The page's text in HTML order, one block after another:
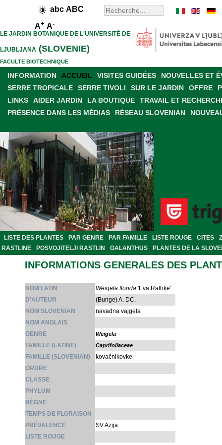
abc ABC
A+ A-
LE JARDIN BOTANIQUE DE L'UNIVERSITÉ DE
LJUBLJANA (SLOVENIE)
FACULTE BIOTECHNIQUE
INFORMATION ACCUEIL VISITES GUIDÉES
NOUVELLES ET
SERRE TROPICALE
SERRE TIVOLI SUR LE JARDIN OFFRE
LINKS
AIDER JARDIN LA BOUTIQUE
TRAVAIL ET
PRÉSENCE DANS LES MÉDIAS
RÉSEAU SLOVENIAN
LISTE DES PLANTES PAR GENRE PAR FAMILLE LISTE ROUGE CITES
RASTLINE
POSVOJITELJI RASTLIN GALANTHUS PLANTES DE LA
INFORMATIONS GENERALES DES
NOM LATIN Weigela florida 'Eva Rathke'
D'AUTEUR
(Bunge) A. DC.
NOM SLOVENIAN
navadna vajgela
NOM ANGLAIS
GENRE
Weigela
FAMILLE (LATINE) Caprifoliaceae
FAMILLE (SLOVENIAN)
kovačnikovke
ORDRE
CLASSE
PHYLUM
RÈGNE
TEMPS DE FLORAISON
PRÉVALENCE
SV Azija
LISTE ROUGE